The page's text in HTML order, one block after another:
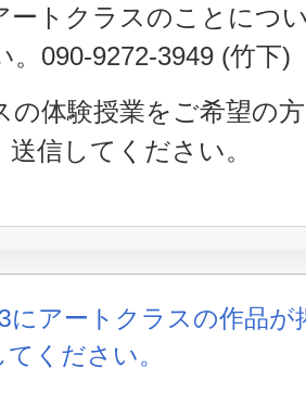
ートクラスのことにつ
。090-9272-3949 (竹下)
の体験授業をご希望の
信してください。
にアートクラスの作品
ください。